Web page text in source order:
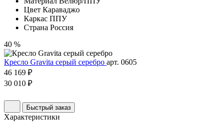
Цвет Караваджо
Каркас ППУ
Страна Россия
40 %
Кресло Gravita серый серебро арт. 0605
46 169 ₽
30 010 ₽
Быстрый заказ
Характеристики